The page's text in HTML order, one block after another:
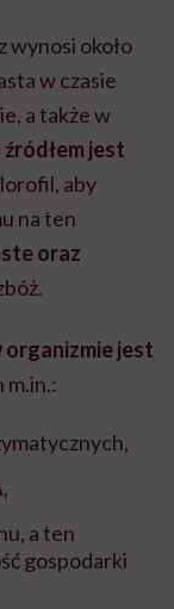
wynosi około
w czasie
a także w
jest
aby
na ten
oraz
jest
,
a ten
gospodarki